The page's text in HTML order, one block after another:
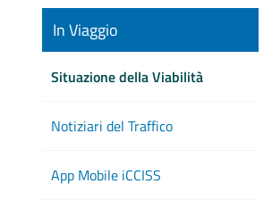
In Viaggio
Situazione della Viabilità
Notiziari del Traffico
App Mobile iCCISS